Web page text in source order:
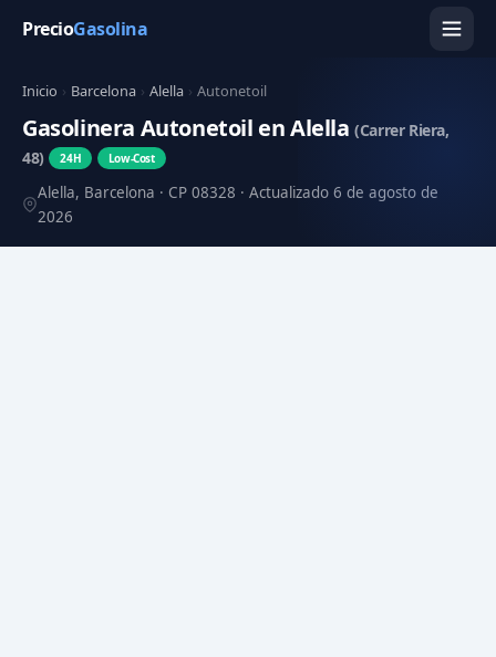
PrecioGasolina
Inicio › Barcelona › Alella › Autonetoil
Gasolinera Autonetoil en Alella(Carrer Riera,
48)
24H Low-Cost
Alella, Barcelona · CP 08328 · Actualizado 6 de agosto de
2026